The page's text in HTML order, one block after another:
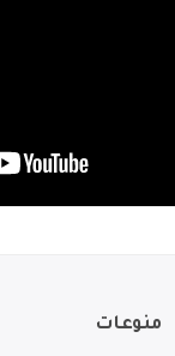
منوعات